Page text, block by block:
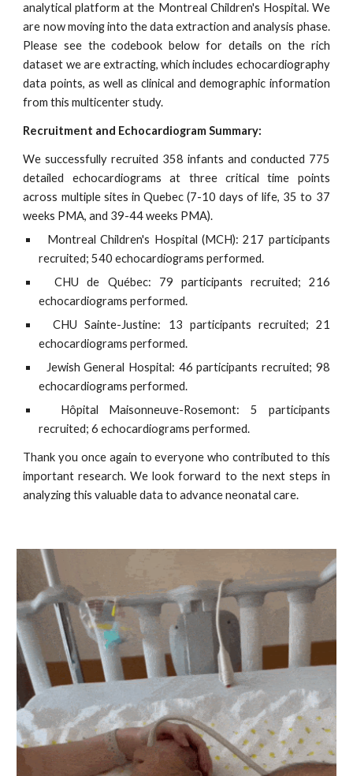
analytical platform at the Montreal Children's Hospital. We
are now moving into the data extraction and analysis phase.
Please see the codebook below for details on the rich
dataset we are extracting, which includes echocardiography
data points, as well as clinical and demographic information
from this multicenter study.
Recruitment and Echocardiogram Summary:
We successfully recruited 358 infants and conducted 775
detailed echocardiograms at three critical time points
across multiple sites in Quebec (7-10 days of life, 35 to 37
weeks PMA, and 39-44 weeks PMA).
Montreal Children's Hospital (MCH): 217 participants
recruited; 540 echocardiograms performed.
CHU de Québec: 79 participants recruited; 216
echocardiograms performed.
CHU Sainte-Justine: 13 participants recruited; 21
echocardiograms performed.
Jewish General Hospital: 46 participants recruited; 98
echocardiograms performed.
Hôpital Maisonneuve-Rosemont: 5 participants
recruited; 6 echocardiograms performed.
Thank you once again to everyone who contributed to this
important research. We look forward to the next steps in
analyzing this valuable data to advance neonatal care.